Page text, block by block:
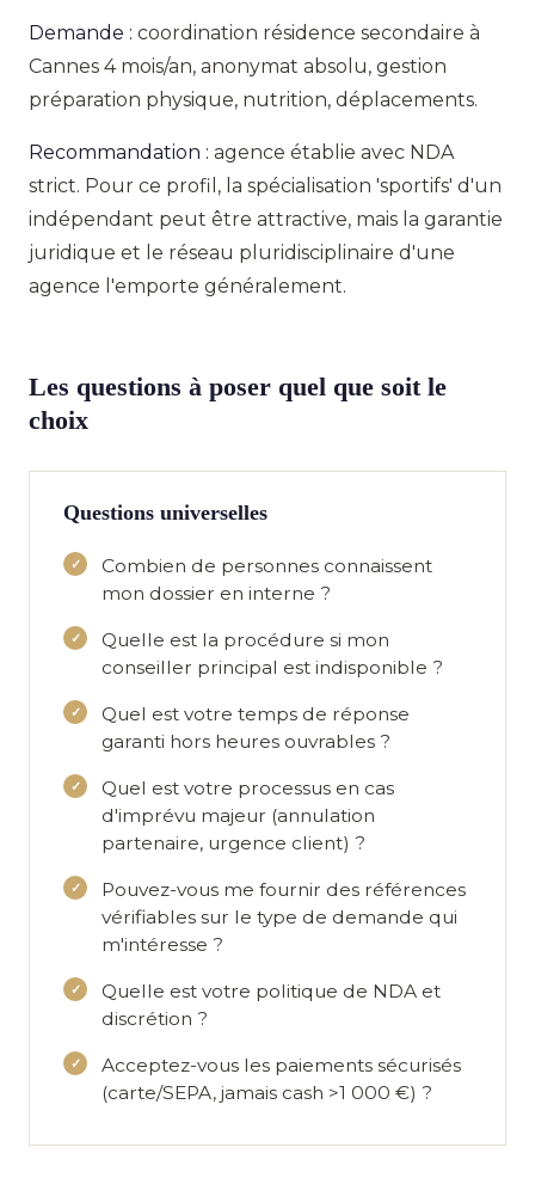
Demande : coordination résidence secondaire à
Cannes 4 mois/an, anonymat absolu, gestion
préparation physique, nutrition, déplacements.
Recommandation : agence établie avec NDA
strict. Pour ce profil, la spécialisation 'sportifs' d'un
indépendant peut être attractive, mais la garantie
juridique et le réseau pluridisciplinaire d'une
agence l'emporte généralement.
Les questions à poser quel que soit le
choix
Questions universelles
Combien de personnes connaissent
mon dossier en interne ?
Quelle est la procédure si mon
conseiller principal est indisponible ?
Quel est votre temps de réponse
garanti hors heures ouvrables ?
Quel est votre processus en cas
d'imprévu majeur (annulation
partenaire, urgence client) ?
Pouvez-vous me fournir des références
vérifiables sur le type de demande qui
m'intéresse ?
Quelle est votre politique de NDA et
discrétion ?
Acceptez-vous les paiements sécurisés
(carte/SEPA, jamais cash >1 000 €) ?